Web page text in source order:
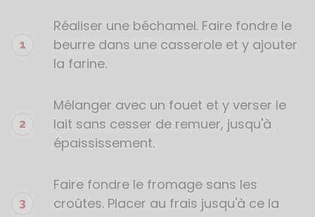
Réaliser une béchamel. Faire fondre le
beurre dans une casserole et y ajouter
la farine.
Mélanger avec un fouet et y verser le
lait sans cesser de remuer, jusqu'à
épaississement.
Faire fondre le fromage sans les
croûtes. Placer au frais jusqu'à ce la